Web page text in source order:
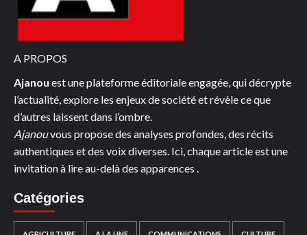
A PROPOS
Ajanou est une plateforme éditoriale engagée, qui décrypte
l’actualité, explore les enjeux de société et révèle ce que
d’autres laissent dans l’ombre.
Ajanouvous propose des analyses profondes, des récits
authentiques et des voix diverses. Ici, chaque article est une
invitation à lire au-delà des apparences .
Catégories